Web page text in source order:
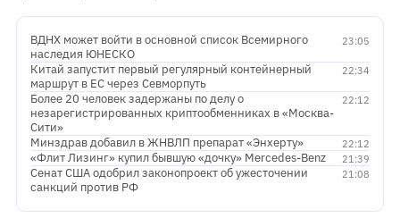
23:05
ВДНХ может войти в основной список Всемирного
наследия ЮНЕСКО
22:34
Китай запустит первый регулярный контейнерный
маршрут в ЕС через Севморпуть
22:12
Более 20 человек задержаны по делу о
незарегистрированных криптообменниках в «Москва-
Сити»
22:12
Минздрав добавил в ЖНВЛП препарат «Энхерту»
21:39
«Флит Лизинг» купил бывшую «дочку» Mercedes-Benz
21:08
Сенат США одобрил законопроект об ужесточении
санкций против РФ